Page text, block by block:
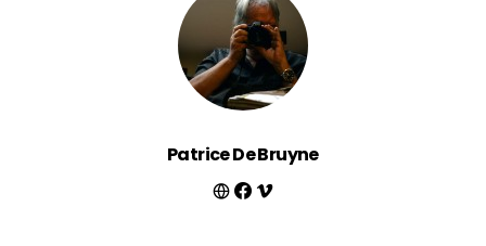
Patrice De Bruyne